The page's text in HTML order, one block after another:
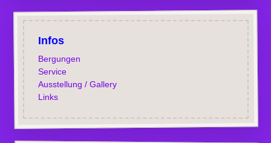
Infos
Bergungen
Service
Ausstellung / Gallery
Links